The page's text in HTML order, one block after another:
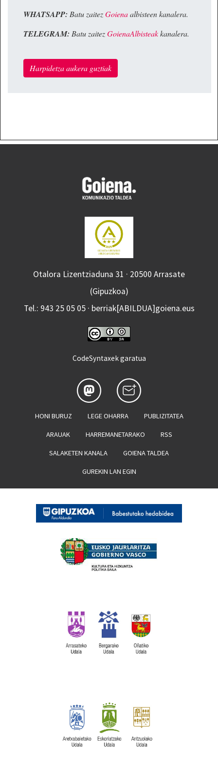
WHATSAPP: Batu zaitezGoienaalbisteen kanalera.
TELEGRAM: Batu zaitezGoienaAlbisteakkanalera.
Harpidetza aukera guztiak
Otalora Lizentziaduna 31 · 20500 Arrasate
(Gipuzkoa)
Tel.: 943 25 05 05 · berriak[ABILDUA]goiena.eus
CodeSyntaxek garatua
HONI BURUZ LEGE OHARRA PUBLIZITATEA
ARAUAK HARREMANETARAKO RSS
SALAKETEN KANALA GOIENA TALDEA
GUREKIN LAN EGIN